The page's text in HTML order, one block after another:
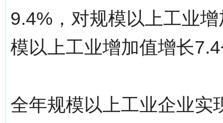
9.4%，对规模以上工业
模以上工业增加值增长
全年规模以上工业企业实